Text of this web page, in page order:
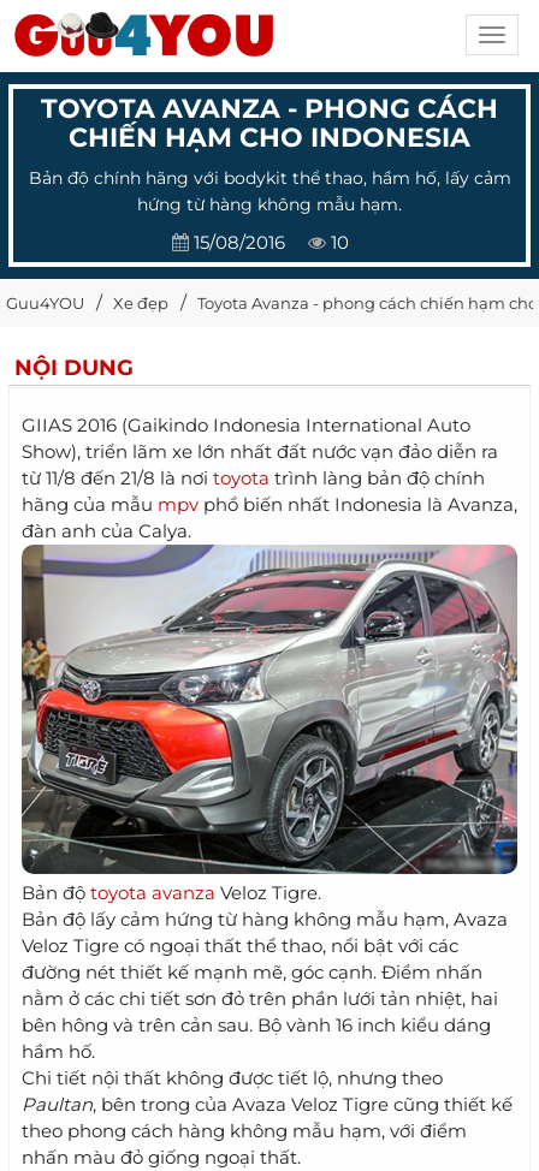
TOYOTA AVANZA - PHONG CÁCH
CHIẾN HẠM CHO INDONESIA
Bản độ chính hãng với bodykit thể thao, hầm hố, lấy cảm
hứng từ hàng không mẫu hạm.
15/08/2016 10
Guu4YOU Xe đẹp Toyota Avanza - phong cách chiến hạm
NỘI DUNG
GIIAS 2016 (Gaikindo Indonesia International Auto
Show), triển lãm xe lớn nhất đất nước vạn đảo diễn ra
từ 11/8 đến 21/8 là nơi toyota trình làng bản độ chính
hãng của mẫu mpv phổ biến nhất Indonesia là Avanza,
đàn anh của Calya.
Bản độ toyota avanza Veloz Tigre.
Bản độ lấy cảm hứng từ hàng không mẫu hạm, Avaza
Veloz Tigre có ngoại thất thể thao, nổi bật với các
đường nét thiết kế mạnh mẽ, góc cạnh. Điểm nhấn
nằm ở các chi tiết sơn đỏ trên phần lưới tản nhiệt, hai
bên hông và trên cản sau. Bộ vành 16 inch kiểu dáng
hầm hố.
Chi tiết nội thất không được tiết lộ, nhưng theo
Paultan, bên trong của Avaza Veloz Tigre cũng thiết kế
theo phong cách hàng không mẫu hạm, với điểm
nhấn màu đỏ giống ngoại thất.